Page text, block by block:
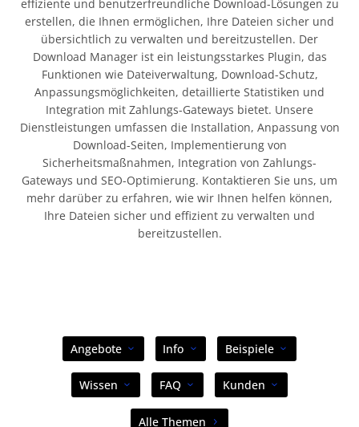
effiziente und benutzerfreundliche Download-Lösungen zu
erstellen, die Ihnen ermöglichen, Ihre Dateien sicher und
übersichtlich zu verwalten und bereitzustellen. Der
Download Manager ist ein leistungsstarkes Plugin, das
Funktionen wie Dateiverwaltung, Download-Schutz,
Anpassungsmöglichkeiten, detaillierte Statistiken und
Integration mit Zahlungs-Gateways bietet. Unsere
Dienstleistungen umfassen die Installation, Anpassung von
Download-Seiten, Implementierung von
Sicherheitsmaßnahmen, Integration von Zahlungs-
Gateways und SEO-Optimierung. Kontaktieren Sie uns, um
mehr darüber zu erfahren, wie wir Ihnen helfen können,
Ihre Dateien sicher und effizient zu verwalten und
bereitzustellen.
Angebote Info Beispiele
Wissen FAQ Kunden
Alle Themen